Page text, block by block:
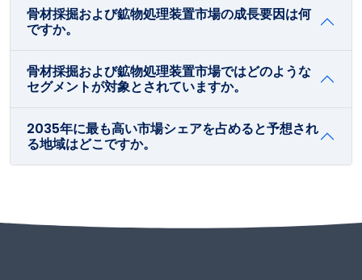
骨材採掘および鉱物処理装置市場の成長要因は何
ですか。
骨材採掘および鉱物処理装置市場ではどのような
セグメントが対象とされていますか。
2035年に最も高い市場シェアを占めると予想され
る地域はどこですか。